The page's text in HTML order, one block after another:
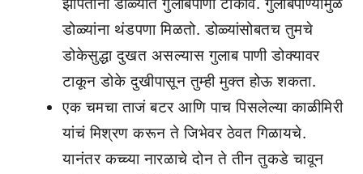
डोळ्यांना थंडपणा मिळतो. डोळ्यांसोबतच तुमचे
डोकेसुद्धा दुखत असल्यास गुलाब पाणी डोक्यावर
टाकून डोके दुखीपासून तुम्ही मुक्त होऊ शकता.
एक चमचा ताजं बटर आणि पाच पिसलेल्या काळीमिरी
यांचं मिश्रण करून ते जिभेवर ठेवत गिळायचे.
यानंतर कच्च्या नारळाचे दोन ते तीन तुकडे चावून